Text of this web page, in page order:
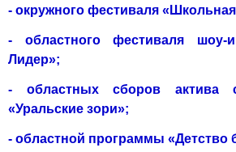
- окружного фестиваля
- областного фестиваля шоу-
Лидер»;
- областных сборов актива
«Уральские зори»;
- областной программы «Детство